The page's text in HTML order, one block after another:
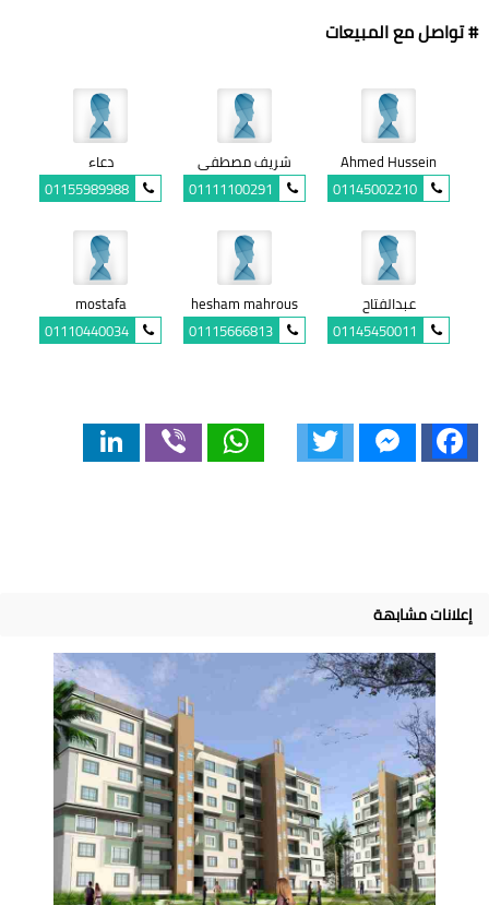
# تواصل مع المبيعات
Ahmed Hussein
01145002210
شريف مصطفى
01111100291
دعاء
01155989988
عبدالفتاح
01145450011
hesham mahrous
01115666813
mostafa
01110440034
Facebook
Messenger
WhatsApp
إعلانات مشابهة